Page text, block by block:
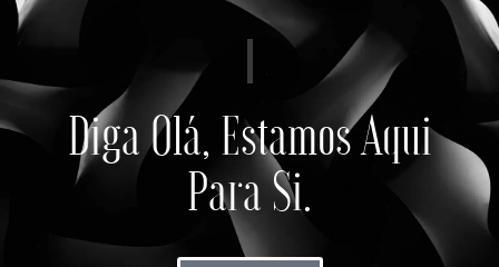
Diga Olá, Estamos Aqui
Para Si.